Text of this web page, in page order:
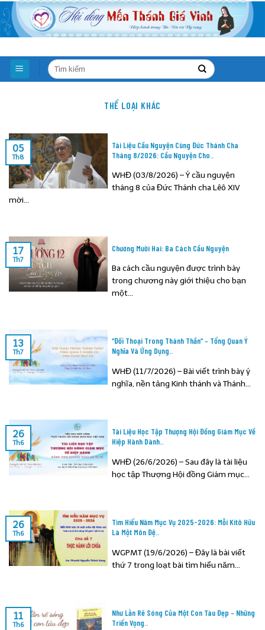
Skip
to
content
THỂ LOẠI KHÁC
Tài Liệu Cầu Nguyện Cùng Đức Thánh Cha
Tháng 8/2026: Cầu Nguyện Cho..
WHĐ (03/8/2026) – Ý cầu nguyện
tháng 8 của Đức Thánh cha Lêô XIV
mời...
05
Th8
Chương Mười Hai: Ba Cách Cầu Nguyện
Ba cách cầu nguyện được trình bày
trong chương này giới thiệu cho bạn
một...
17
Th7
“Đối Thoại Trong Thánh Thần” – Tổng Quan Ý
Nghĩa Và Ứng Dụng..
WHĐ (11/7/2026) – Bài viết trình bày ý
nghĩa, nền tảng Kinh thánh và Thánh...
13
Th7
Tài Liệu Học Tập Thượng Hội Đồng Giám Mục Về
Hiệp Hành Dành..
WHĐ (26/6/2026) – Sau đây là tài liệu
học tập Thượng Hội đồng Giám mục...
26
Th6
Tìm Hiểu Năm Mục Vụ 2025-2026: Mỗi Kitô Hữu
Là Một Môn Đệ..
WGPMT (19/6/2026) – Đây là bài viết
thứ 7 trong loạt bài tìm hiểu năm...
26
Th6
Như Lằn Rẽ Sóng Của Một Con Tàu Đẹp – Những
Triển Vọng..
11
Th6